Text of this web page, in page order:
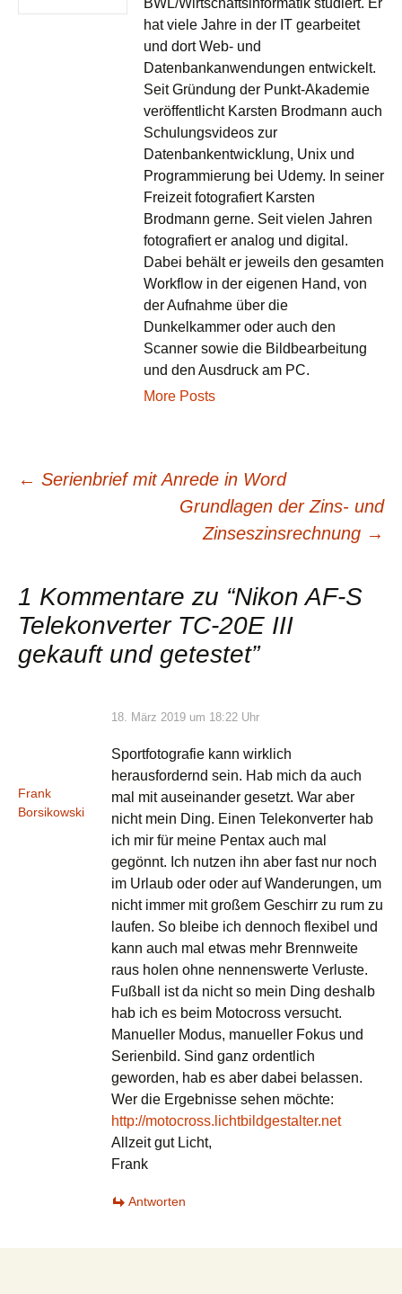
BWL/Wirtschaftsinformatik studiert. Er
hat viele Jahre in der IT gearbeitet
und dort Web- und
Datenbankanwendungen entwickelt.
Seit Gründung der Punkt-Akademie
veröffentlicht Karsten Brodmann auch
Schulungsvideos zur
Datenbankentwicklung, Unix und
Programmierung bei Udemy. In seiner
Freizeit fotografiert Karsten
Brodmann gerne. Seit vielen Jahren
fotografiert er analog und digital.
Dabei behält er jeweils den gesamten
Workflow in der eigenen Hand, von
der Aufnahme über die
Dunkelkammer oder auch den
Scanner sowie die Bildbearbeitung
und den Ausdruck am PC.
More Posts
Beitragsnavigation
← Serienbrief mit Anrede in Word
Grundlagen der Zins- und
Zinseszinsrechnung →
1 Kommentare zu “Nikon AF-S
Telekonverter TC-20E III
gekauft und getestet”
Frank
Borsikowski
18. März 2019 um 18:22 Uhr
Sportfotografie kann wirklich
herausfordernd sein. Hab mich da auch
mal mit auseinander gesetzt. War aber
nicht mein Ding. Einen Telekonverter hab
ich mir für meine Pentax auch mal
gegönnt. Ich nutzen ihn aber fast nur noch
im Urlaub oder oder auf Wanderungen, um
nicht immer mit großem Geschirr zu rum zu
laufen. So bleibe ich dennoch flexibel und
kann auch mal etwas mehr Brennweite
raus holen ohne nennenswerte Verluste.
Fußball ist da nicht so mein Ding deshalb
hab ich es beim Motocross versucht.
Manueller Modus, manueller Fokus und
Serienbild. Sind ganz ordentlich
geworden, hab es aber dabei belassen.
Wer die Ergebnisse sehen möchte:
http://motocross.lichtbildgestalter.net
Allzeit gut Licht,
Frank
Antworten